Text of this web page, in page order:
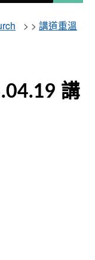
> > 講道重溫
講